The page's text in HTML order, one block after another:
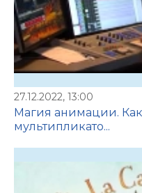
27.12.2022, 13:00
Магия анимации. Как
мультипликато...